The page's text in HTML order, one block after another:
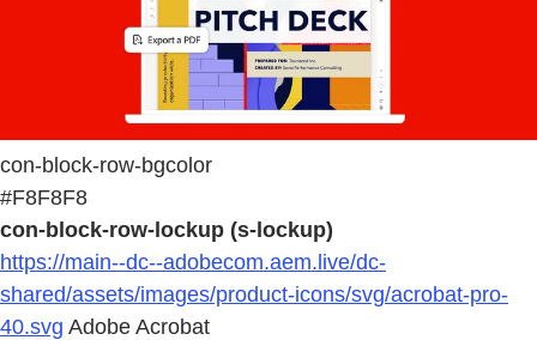
con-block-row-bgcolor
#F8F8F8
con-block-row-lockup (s-lockup)
https://main--dc--adobecom.aem.live/dc-
shared/assets/images/product-icons/svg/acrobat-pro-
40.svg Adobe Acrobat